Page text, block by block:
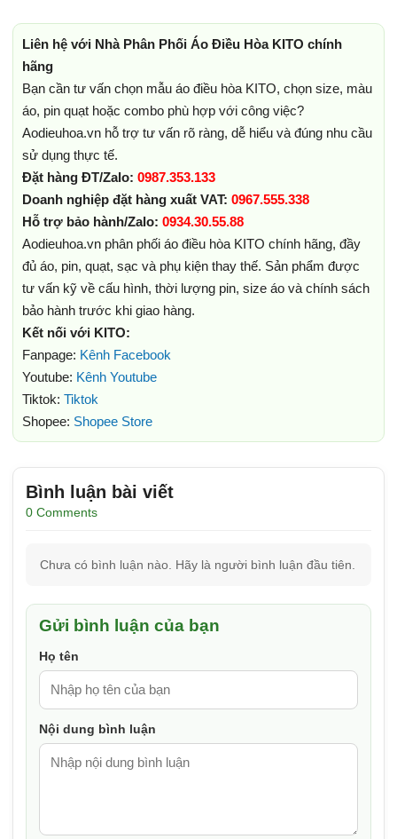
Liên hệ với Nhà Phân Phối Áo Điều Hòa KITO chính
hãng
Bạn cần tư vấn chọn mẫu áo điều hòa KITO, chọn size, màu
áo, pin quạt hoặc combo phù hợp với công việc?
Aodieuhoa.vn hỗ trợ tư vấn rõ ràng, dễ hiểu và đúng nhu cầu
sử dụng thực tế.
Đặt hàng ĐT/Zalo: 0987.353.133
Doanh nghiệp đặt hàng xuất VAT: 0967.555.338
Hỗ trợ bảo hành/Zalo: 0934.30.55.88
Aodieuhoa.vn phân phối áo điều hòa KITO chính hãng, đầy
đủ áo, pin, quạt, sạc và phụ kiện thay thế. Sản phẩm được
tư vấn kỹ về cấu hình, thời lượng pin, size áo và chính sách
bảo hành trước khi giao hàng.
Kết nối với KITO:
Fanpage: Kênh Facebook
Youtube: Kênh Youtube
Tiktok: Tiktok
Shopee: Shopee Store
Bình luận bài viết
0 Comments
Chưa có bình luận nào. Hãy là người bình luận đầu tiên.
Gửi bình luận của bạn
Họ tên
Nội dung bình luận